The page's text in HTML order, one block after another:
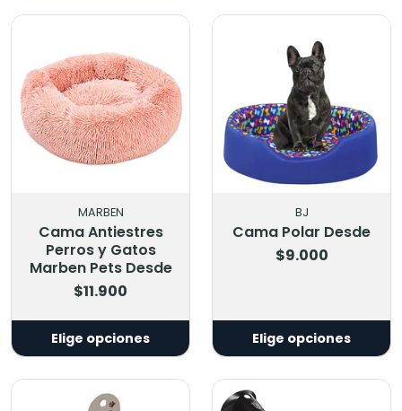
Añadido
MARBEN
Cama Antiestres
Perros y Gatos
Marben Pets Desde
$11.900
Elige opciones
BJ
Cama Polar Desde
$9.000
Elige opciones